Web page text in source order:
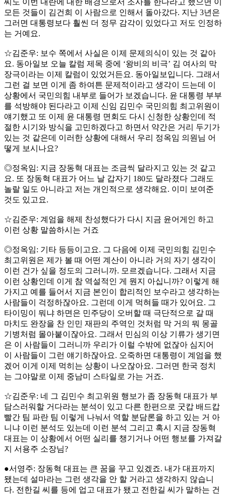
씨도 이번 내란에 대한 배경으로서 조사를 한다라고 했으면 이
모든 것들이 김건희 이 사람으로 인해서 돌아갔다. 지난 3년은
그러면 대통령보다 훨씬 더 정무 감각이 있었다고 저도 인정하
는 거예요.
☆김준우: 보수 쪽에서 사실은 이제 문제의식이 있는 것 같아
요. 동아일보 오늘 칼럼 제목 중에 ‘왕비의 비극’ 김 여사의 막
장극이라는 이제 칼럼이 있었거든요. 동아일보입니다. 그래서
그런 걸 보면 이게 좀 하여튼 문제적이라고 생각이 드는데 이
상황에서 국민의힘 내부로 들어가 보겠습니다. 윤 대통령 부부
를 석방해야 된다라고 이제 신임 김민수 국민의힘 최고위원이
얘기했고 또 이제 윤 대통령 면회도 다시 신청한 상황인데 적
절한 시기와 방식을 고민하겠다고 하면서 약간은 거리 두기가
있는 것 같은데 이러한 상황에 대해서 우리 정옥임 의원님 어
떻게 보시나요?
◎정옥임: 지금 장동혁 대표는 조금씩 달라지고 있는 것 같고
요. 또 장동혁 대표가 어느 날 갑자기 180도 달라졌다 그래도
놀랄 일도 아니라고 저는 개인적으로 생각해요. 이미 보여준
것도 있고요.
☆김준우: 계엄을 해제 찬성했다가 다시 지금 윤어게인 하고
이런 상황 말씀하시는 거죠
◎정옥임: 기타 등등이고요. 그 다음에 이제 국민의힘 김민수
최고위원은 제가 볼 때 어떤 계산이 아니라 거의 자기 생각이
이런 건가 싶을 정도의 그러니까. 모르겠습니다. 그래서 지금
이런 상황인데 이게 참 역설적인 게 뭔지 아십니까? 이렇게 해
가지고 예를 들어서 지금 본인이 합리적인 보수라고 생각하는
사람들이 걱정하잖아요. 그런데 이게 먹혀들 때가 있어요. 그
타이밍이 뭐냐 하면은 민주당이 오버할 때 극단적으로 갈 때
마치도 완장을 찬 인민 재판의 주역인 것처럼 막 거의 뭐 몽골
기병처럼 몰아붙이잖아요. 그래서 민심의 이상 기류가 생기면
은 이 사람들이 그러니까 우리가 이럴 수밖에 없잖아 심지어
이 사람들이 그런 얘기하잖아요. 오죽하면 대통령이 계엄을 했
겠어 이게 이제 먹히는 상황이 나오잖아요. 그러면 한국 정치
는 그야말로 이제 중남미 스타일로 가는 거죠.
☆김준우: 네 그 김민수 최고위원 행보가 좀 장동혁 대표가 부
담스러워할 거다라는 분석이 있고 다른 한편으로 굿캅 배드캅
빨간 팀 파란 팀 이렇게 나눠서 역할 분담론을 하고 있는 거 아
니냐 이런 분석도 있는데 이런 분석 그리고 혹시 지금 장동혁
대표는 이 상황에서 어떤 실리를 챙기거나 어떤 행보를 가져갈
지 서용주 소장님?
●서영주: 장동혁 대표는 큰 꿈을 꾸고 있겠죠. 내가 대표까지
됐는데 설마라는 그런 생각을 안 할 거라고 생각하지 않습니
다. 전한길 씨를 등에 업고 대표가 됐고 전한길 씨가 말하는 건